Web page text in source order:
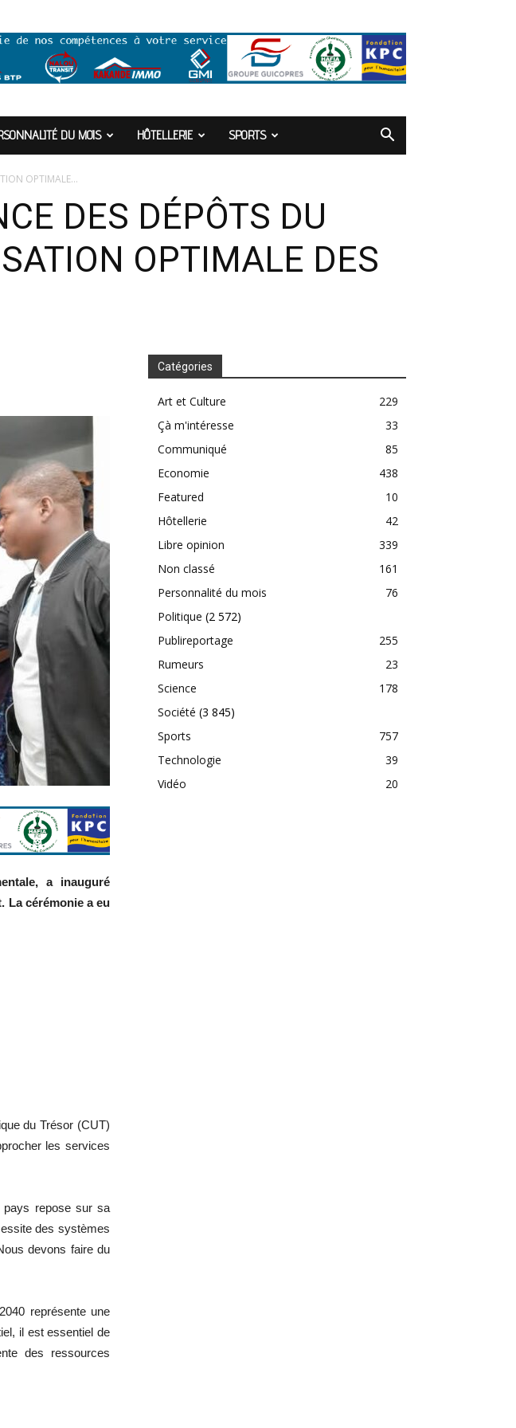
DU MOIS HÔTELLERIE SPORTS
OPTIMALE...
DES DÉPÔTS DU
OPTIMALE DES
a inauguré
La cérémonie a eu
du Trésor (CUT)
les services
pays repose sur sa
des systèmes
devons faire du
représente une
il est essentiel de
des ressources
Catégories
Art et Culture
229
Çà m'intéresse
33
Communiqué
85
Economie
438
Featured
10
Hôtellerie
42
Libre opinion
339
Non classé
161
Personnalité du mois
76
Politique (2 572)
Publireportage
255
Rumeurs
23
Science
178
Société (3 845)
Sports
757
Technologie
39
Vidéo
20